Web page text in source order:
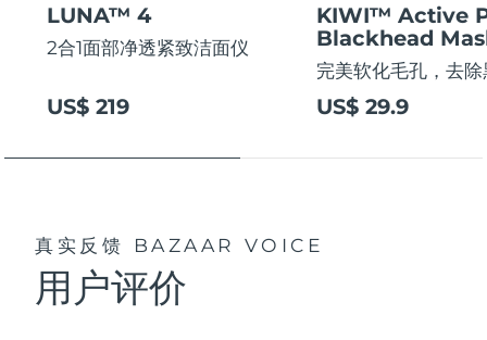
LUNA™ 4
2合1面部净透紧致洁面仪
US$ 219
KIWI™ Active
Blackhead
完美软化毛孔，去
US$ 29.9
真实反馈 BAZAAR VOICE
用户评价